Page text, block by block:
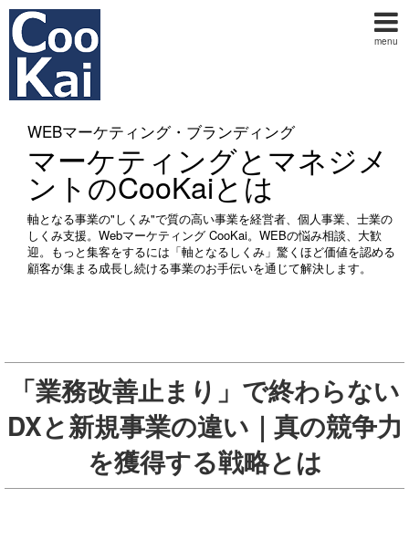
menu
WEBマーケティング・ブランディング
マーケティングとマネジメ
ントのCooKaiとは
軸となる事業の"しくみ"で質の高い事業を経営者、個人事業、士業の
しくみ支援。Webマーケティング CooKai。WEBの悩み相談、大歓
迎。もっと集客をするには「軸となるしくみ」驚くほど価値を認める
顧客が集まる成長し続ける事業のお手伝いを通じて解決します。
「業務改善止まり」で終わらない
DXと新規事業の違い｜真の競争力
を獲得する戦略とは